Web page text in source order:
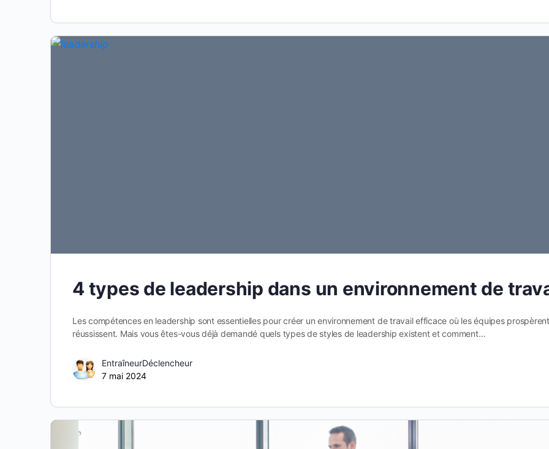
4 types de leadership dans un environnement de
Les compétences en leadership sont essentielles pour créer un environnement de travail efficace où les équipes
réussissent. Mais vous êtes-vous déjà demandé quels types de styles de leadership existent et comment…
EntraîneurDéclencheur
7 mai 2024